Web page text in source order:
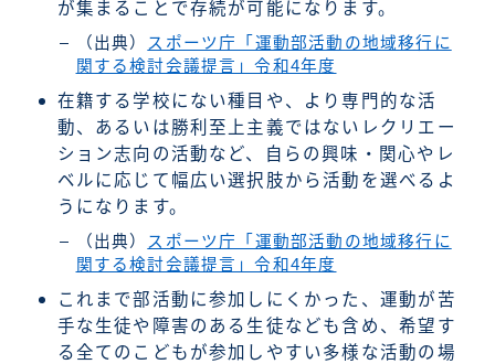
が集まることで存続が可能になります。
（出典）
スポーツ庁「運動部活動の地域移行に
関する検討会議提言」令和4年度
在籍する学校にない種目や、より専門的な活
動、あるいは勝利至上主義ではないレクリエー
ション志向の活動など、自らの興味・関心やレ
ベルに応じて幅広い選択肢から活動を選べるよ
うになります。
（出典）
スポーツ庁「運動部活動の地域移行に
関する検討会議提言」令和4年度
これまで部活動に参加しにくかった、運動が苦
手な生徒や障害のある生徒なども含め、希望す
る全てのこどもが参加しやすい多様な活動の場